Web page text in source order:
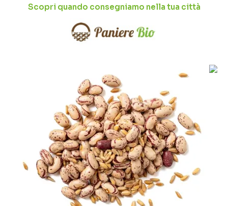
Scopri quando consegniamo nella tua città